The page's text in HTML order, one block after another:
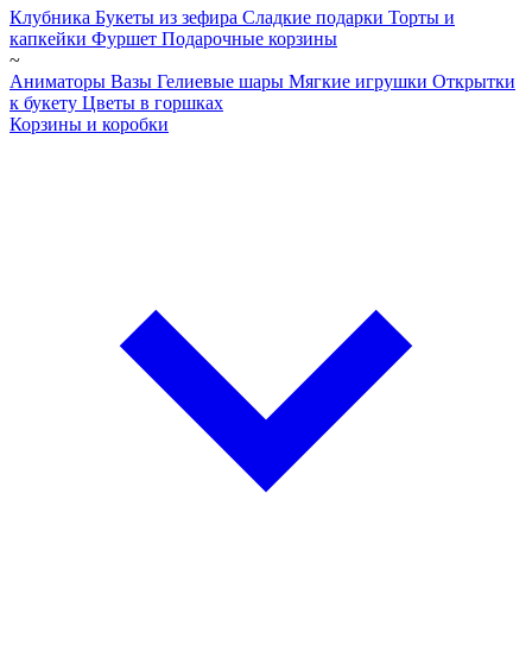
Клубника Букеты из зефира Сладкие подарки Торты и
капкейки Фуршет Подарочные корзины
~
Аниматоры Вазы Гелиевые шары Мягкие игрушки Открытки
к букету Цветы в горшках
Корзины и коробки